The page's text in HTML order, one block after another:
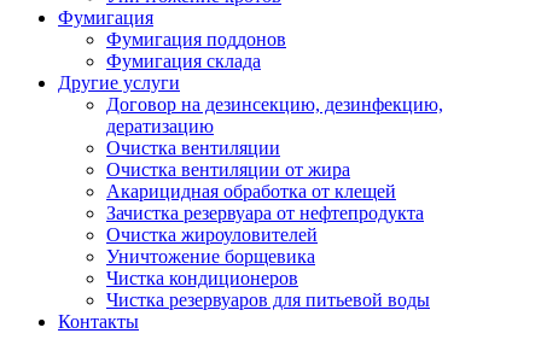
Фумигация
Фумигация поддонов
Фумигация склада
Другие услуги
Договор на дезинсекцию, дезинфекцию,
дератизацию
Очистка вентиляции
Очистка вентиляции от жира
Акарицидная обработка от клещей
Зачистка резервуара от нефтепродукта
Очистка жироуловителей
Уничтожение борщевика
Чистка кондиционеров
Чистка резервуаров для питьевой воды
Контакты